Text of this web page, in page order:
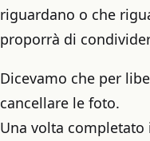
riguardano o che
proporrà di
Dicevamo che per
cancellare le foto.
Una volta